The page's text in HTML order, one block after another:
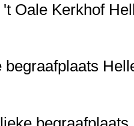
Oale Kerkhof